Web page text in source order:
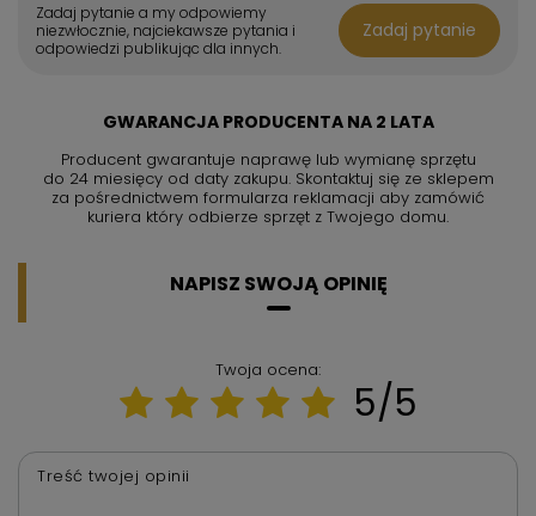
Zadaj pytanie a my odpowiemy
niezwłocznie, najciekawsze pytania i
odpowiedzi publikując dla innych.
Zadaj pytanie
GWARANCJA PRODUCENTA NA 2 LATA
Producent gwarantuje naprawę lub wymianę sprzętu
do 24 miesięcy od daty zakupu. Skontaktuj się ze sklepem
za pośrednictwem formularza reklamacji aby zamówić
kuriera który odbierze sprzęt z Twojego domu.
NAPISZ SWOJĄ OPINIĘ
Twoja ocena:
5/5
Treść twojej opinii